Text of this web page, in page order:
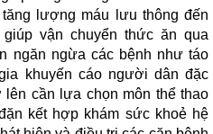
lượng máu lưu thông đến
vận chuyển thức ăn qua
ngăn ngừa các bệnh như táo
khuyến cáo người dân đặc
cần lựa chọn môn thể thao
kết hợp khám sức khoẻ hệ